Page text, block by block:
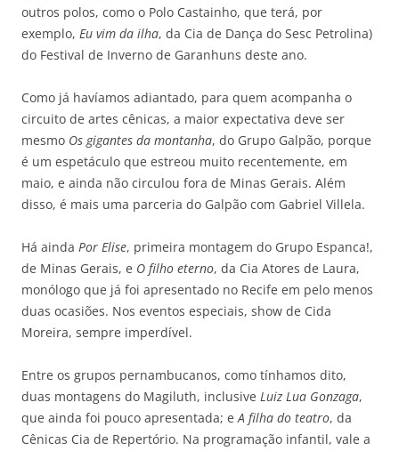
outros polos, como o Polo Castainho, que terá, por
exemplo, Eu vim da ilha, da Cia de Dança do Sesc Petrolina)
do Festival de Inverno de Garanhuns deste ano.
Como já havíamos adiantado, para quem acompanha o
circuito de artes cênicas, a maior expectativa deve ser
mesmo Os gigantes da montanha, do Grupo Galpão, porque
é um espetáculo que estreou muito recentemente, em
maio, e ainda não circulou fora de Minas Gerais. Além
disso, é mais uma parceria do Galpão com Gabriel Villela.
Há ainda Por Elise, primeira montagem do Grupo Espanca!,
de Minas Gerais, e O filho eterno, da Cia Atores de Laura,
monólogo que já foi apresentado no Recife em pelo menos
duas ocasiões. Nos eventos especiais, show de Cida
Moreira, sempre imperdível.
Entre os grupos pernambucanos, como tínhamos dito,
duas montagens do Magiluth, inclusive Luiz Lua Gonzaga,
que ainda foi pouco apresentada; eA filha do teatro, da
Cênicas Cia de Repertório. Na programação infantil, vale a